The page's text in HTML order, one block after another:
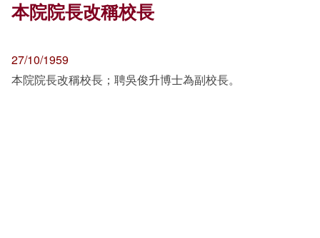
本院院長改稱校長
27/10/1959
本院院長改稱校長；聘吳俊升博士為副校長。